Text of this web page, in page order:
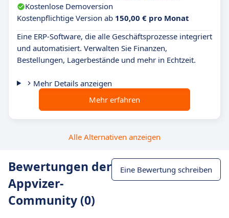
Kostenlose Demoversion
Kostenpflichtige Version ab 150,00 € pro Monat
Eine ERP-Software, die alle Geschäftsprozesse integriert
und automatisiert. Verwalten Sie Finanzen,
Bestellungen, Lagerbestände und mehr in Echtzeit.
Mehr Details anzeigen
Mehr erfahren
Alle Alternativen anzeigen
Bewertungen der
Appvizer-
Community (0)
Eine Bewertung schreiben